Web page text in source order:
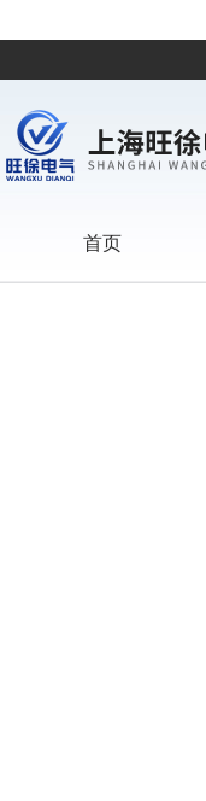
首页